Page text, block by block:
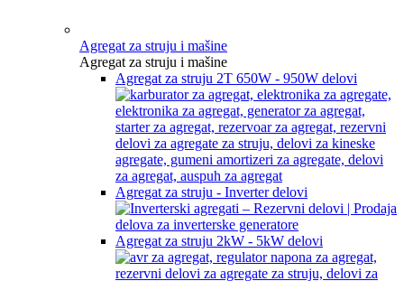
Agregat za struju i mašine
Agregat za struju i mašine
Agregat za struju 2T 650W - 950W delovi
Agregat za struju - Inverter delovi
Agregat za struju 2kW - 5kW delovi